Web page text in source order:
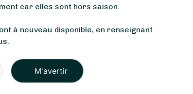
car elles sont hors saison.
à nouveau disponible, en renseignant
Veuillez
laisser